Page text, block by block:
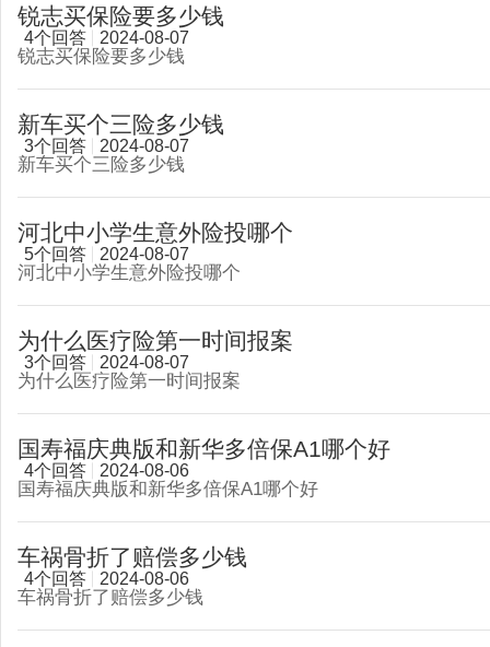
锐志买保险要多少钱
4个回答 2024-08-07
锐志买保险要多少钱
新车买个三险多少钱
3个回答 2024-08-07
新车买个三险多少钱
河北中小学生意外险投哪个
5个回答 2024-08-07
河北中小学生意外险投哪个
为什么医疗险第一时间报案
3个回答 2024-08-07
为什么医疗险第一时间报案
国寿福庆典版和新华多倍保A1哪个好
4个回答 2024-08-06
国寿福庆典版和新华多倍保A1哪个好
车祸骨折了赔偿多少钱
4个回答 2024-08-06
车祸骨折了赔偿多少钱